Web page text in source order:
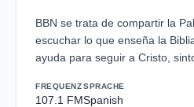
BBN se trata de compartir la
escuchar lo que enseña la
ayuda para seguir a Cristo,
FREQUENZ
107.1 FM
SPRACHE
Spanish